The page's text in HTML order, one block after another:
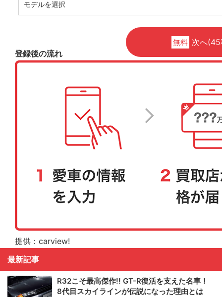
無料 次へ
登録後の流れ
提供：carview!
最新記事
R32こそ最高傑作!! GT-R復活を支えた名車！
8代目スカイラインが伝説になった理由とは